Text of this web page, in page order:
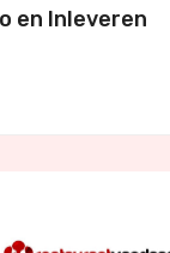
en Inleveren